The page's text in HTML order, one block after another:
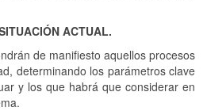
ACTUAL.
de manifiesto aquellos procesos
determinando los parámetros clave
y los que habrá que considerar en